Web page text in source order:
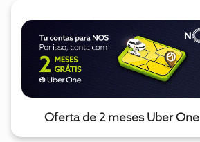
Oferta de 2 meses Uber One